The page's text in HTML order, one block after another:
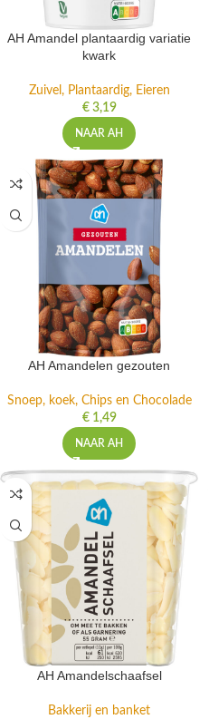
AH Amandel plantaardig variatie
kwark
Zuivel, Plantaardig, Eieren
€3,19
NAAR AH
AH Amandelen gezouten
Snoep, koek, Chips en Chocolade
€1,49
NAAR AH
AH Amandelschaafsel
Bakkerij en banket